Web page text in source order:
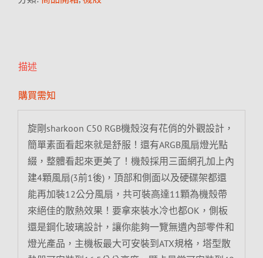
描述
購買需知
旋剛sharkoon C50 RGB機殼沒有花俏的外觀設計，
簡單素面看起來就是舒服！還有ARGB風扇燈光點
綴，整體看起來更美了！機殼採用三面網孔加上內
建4顆風扇(3前1後)，頂部和側面以及硬碟架都還
能再加裝12公分風扇，共可裝高達11顆為機殼帶
來絕佳的散熱效果！要拿來裝水冷也都OK，側板
還是鋼化玻璃設計，讓你能夠一覽無遺內部零件和
燈光產品，主機板最大可安裝到ATX規格，塔型散